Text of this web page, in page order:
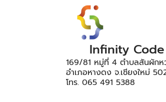
Infinity Code
169/81 หมู่ที่ 4 ตำบลสันผักห
อำเภอหางดง จ.เชียงใหม่
โทร. 065 491 5388